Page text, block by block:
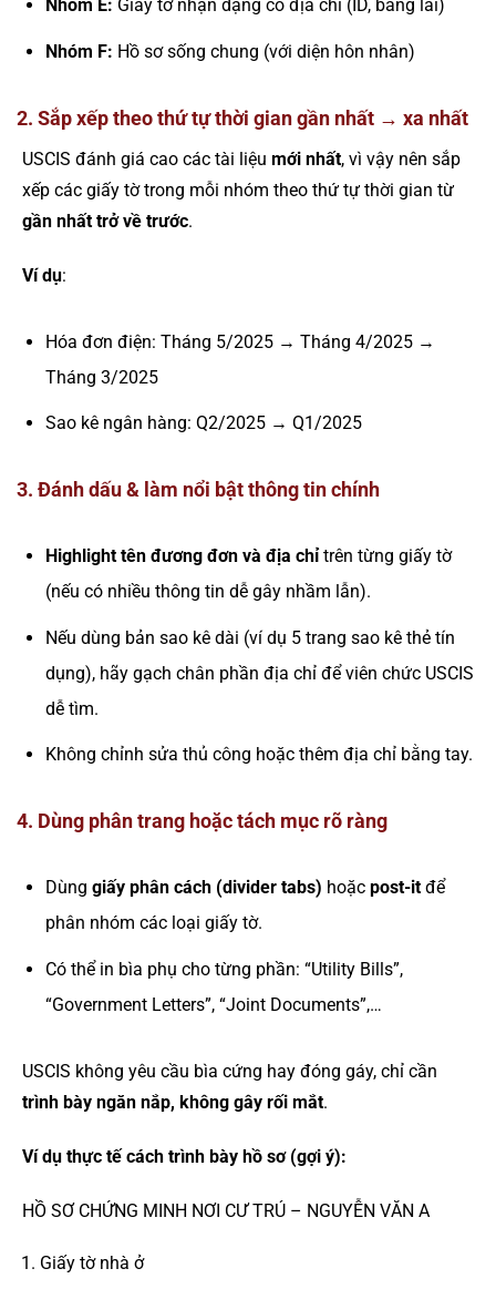
Nhóm E: Giấy tờ nhận dạng có địa chỉ (ID, bằng lái)
Nhóm F: Hồ sơ sống chung (với diện hôn nhân)
2. Sắp xếp theo thứ tự thời gian gần nhất → xa nhất
USCIS đánh giá cao các tài liệu mới nhất, vì vậy nên sắp
xếp các giấy tờ trong mỗi nhóm theo thứ tự thời gian từ
gần nhất trở về trước.
Ví dụ:
Hóa đơn điện: Tháng 5/2025 → Tháng 4/2025 →
Tháng 3/2025
Sao kê ngân hàng: Q2/2025 → Q1/2025
3. Đánh dấu & làm nổi bật thông tin chính
Highlight tên đương đơn và địa chỉtrên từng giấy tờ
(nếu có nhiều thông tin dễ gây nhầm lẫn).
Nếu dùng bản sao kê dài (ví dụ 5 trang sao kê thẻ tín
dụng), hãy gạch chân phần địa chỉ để viên chức USCIS
dễ tìm.
Không chỉnh sửa thủ công hoặc thêm địa chỉ bằng tay.
4. Dùng phân trang hoặc tách mục rõ ràng
Dùng giấy phân cách (divider tabs) hoặc post-itđể
phân nhóm các loại giấy tờ.
Có thể in bìa phụ cho từng phần: “Utility Bills”,
“Government Letters”, “Joint Documents”,…
USCIS không yêu cầu bìa cứng hay đóng gáy, chỉ cần
trình bày ngăn nắp, không gây rối mắt.
Ví dụ thực tế cách trình bày hồ sơ (gợi ý):
HỒ SƠ CHỨNG MINH NƠI CƯ TRÚ – NGUYỄN VĂN A
Giấy tờ nhà ở